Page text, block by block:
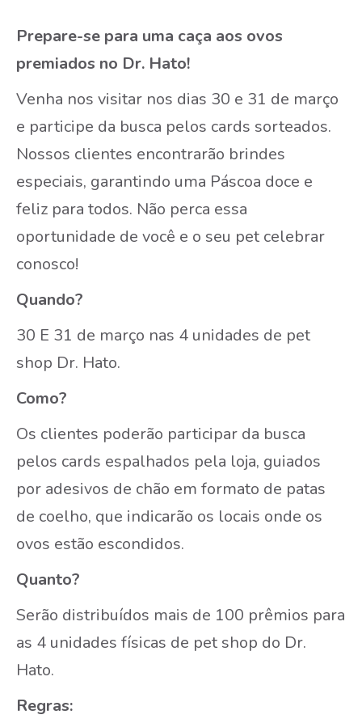
Prepare-se para uma caça aos ovos
premiados no Dr. Hato!
Venha nos visitar nos dias 30 e 31 de março
e participe da busca pelos cards sorteados.
Nossos clientes encontrarão brindes
especiais, garantindo uma Páscoa doce e
feliz para todos. Não perca essa
oportunidade de você e o seu pet celebrar
conosco!
Quando?
30 E 31 de março nas 4 unidades de pet
shop Dr. Hato.
Como?
Os clientes poderão participar da busca
pelos cards espalhados pela loja, guiados
por adesivos de chão em formato de patas
de coelho, que indicarão os locais onde os
ovos estão escondidos.
Quanto?
Serão distribuídos mais de 100 prêmios para
as 4 unidades físicas de pet shop do Dr.
Hato.
Regras: